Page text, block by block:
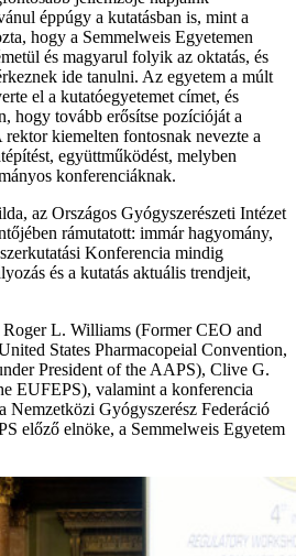
éppúgy a kutatásban is, mint a
hogy a Semmelweis Egyetemen
és magyarul folyik az oktatás, és
ide tanulni. Az egyetem a múlt
el a kutatóegyetemet címet, és
hogy tovább erősítse pozícióját a
kiemelten fontosnak nevezte a
együttműködést, melyben
konferenciáknak.
az Országos Gyógyszerészeti Intézet
rámutatott: immár hagyomány,
Konferencia mindig
és a kutatás aktuális trendjeit,
L. Williams (Former CEO and
States Pharmacopeial Convention,
President of the AAPS), Clive G.
EUFEPS), valamint a konferencia
Nemzetközi Gyógyszerész Federáció
előző elnöke, a Semmelweis Egyetem